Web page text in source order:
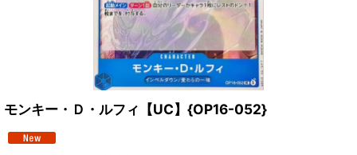
モンキー・Ｄ・ルフィ【UC】{OP16-052}